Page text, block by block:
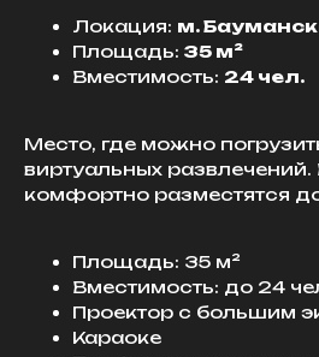
Локация: м.
Площадь: 35 м²
Вместимость: 24 чел.
Место, где можно
виртуальных
комфортно разместятся
Площадь: 35 м²
Вместимость: до 24
Проектор с большим
Караоке